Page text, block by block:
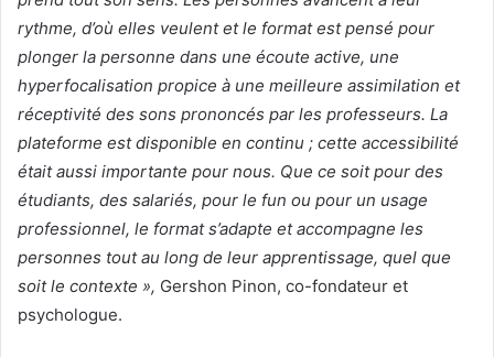
rythme, d’où elles veulent et le format est pensé pour
plonger la personne dans une écoute active, une
hyperfocalisation propice à une meilleure assimilation et
réceptivité des sons prononcés par les professeurs. La
plateforme est disponible en continu ; cette accessibilité
était aussi importante pour nous. Que ce soit pour des
étudiants, des salariés, pour le fun ou pour un usage
professionnel, le format s’adapte et accompagne les
personnes tout au long de leur apprentissage, quel que
soit le contexte », Gershon Pinon, co-fondateur et
psychologue.